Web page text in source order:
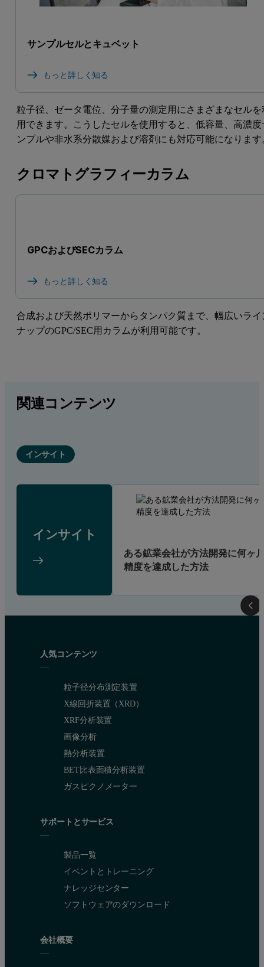
サンプルセルとキュベット
もっと詳しく知る
粒子径、ゼータ電位、分子量の測定用にさまざまなセルを
用できます。こうしたセルを使用すると、低容量、高濃度
ンプルや非水系分散媒および溶剤にも対応可能になります
クロマトグラフィーカラム
GPCおよびSECカラム
もっと詳しく知る
合成および天然ポリマーからタンパク質まで、幅広いライ
ナップのGPC/SEC用カラムが利用可能です。
関連コンテンツ
インサイト
インサイト
ある鉱業会社が方法開発に何ヶ
精度を達成した方法
人気コンテンツ
粒子径分布測定装置
X線回折装置（XRD）
XRF分析装置
画像分析
熱分析装置
BET比表面積分析装置
ガスピクノメーター
サポートとサービス
製品一覧
イベントとトレーニング
ナレッジセンター
ソフトウェアのダウンロード
会社概要